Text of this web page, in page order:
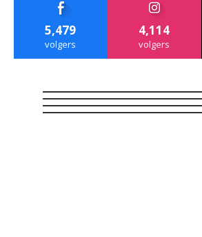
5,479
volgers
4,114
volgers